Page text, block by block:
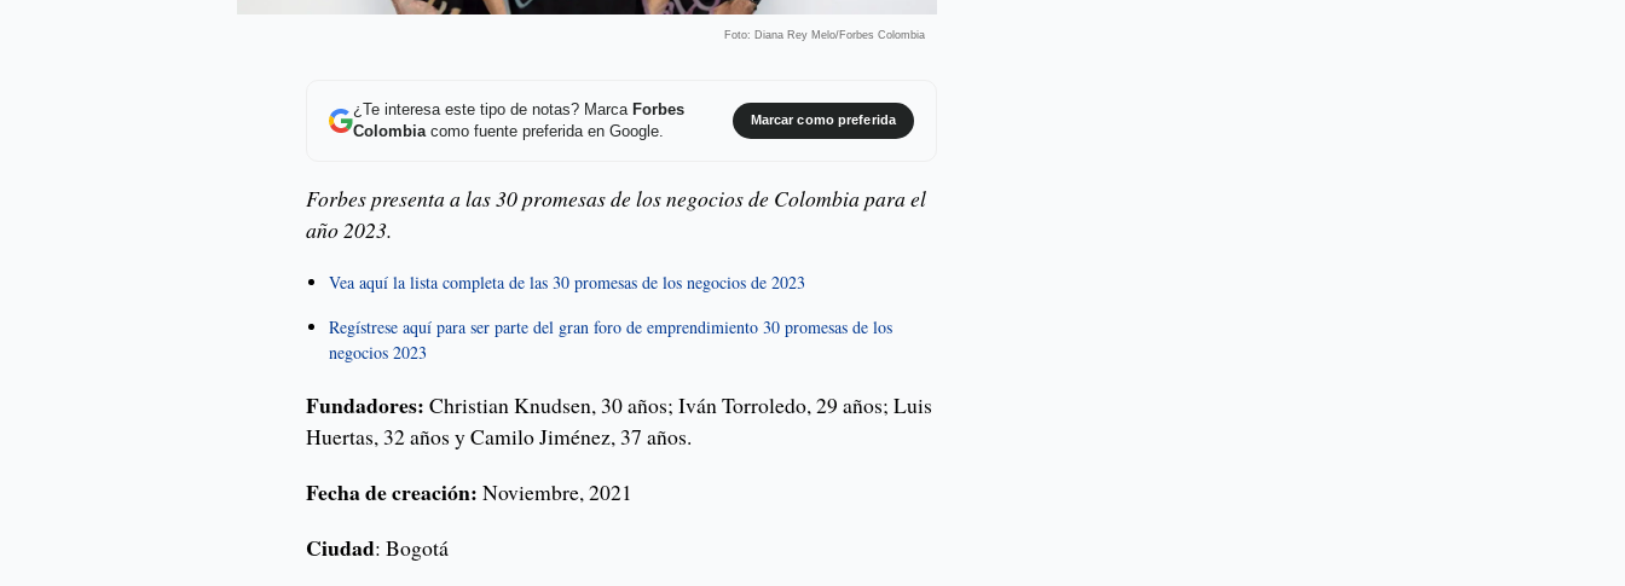
Foto: Diana Rey Melo/Forbes Colombia
¿Te interesa este tipo de notas? Marca Forbes
Colombiacomo fuente preferida en Google.
Marcar como preferida
Forbes presenta a las 30 promesas de los negocios de Colombia para el
año 2023.
Vea aquí la lista completa de las 30 promesas de los negocios de 2023
Regístrese aquí para ser parte del gran foro de emprendimiento 30 promesas de los
negocios 2023
Fundadores: Christian Knudsen, 30 años; Iván Torroledo, 29 años; Luis
Huertas, 32 años y Camilo Jiménez, 37 años.
Fecha de creación:Noviembre, 2021
Ciudad: Bogotá